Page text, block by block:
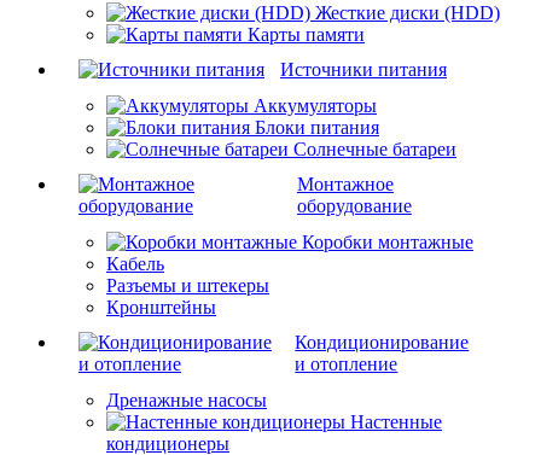
Жесткие диски (HDD)
Карты памяти
Источники питания
Аккумуляторы
Блоки питания
Солнечные батареи
Монтажное
оборудование
Коробки монтажные
Кабель
Разъемы и штекеры
Кронштейны
Кондиционирование
и отопление
Дренажные насосы
Настенные
кондиционеры